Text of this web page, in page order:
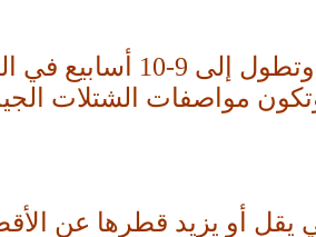
تمكث الشتلات في المشتل فترة تقدر بــ 7- 8
مواصفات الشتلات
أو يزيد قطرها عن